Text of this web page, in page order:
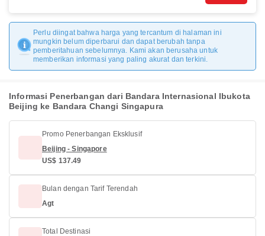
Perlu diingat bahwa harga yang tercantum di halaman ini
mungkin belum diperbarui dan dapat berubah tanpa
pemberitahuan sebelumnya. Kami akan berusaha untuk
memberikan informasi yang paling akurat dan terkini.
Informasi Penerbangan dari Bandara Internasional Ibukota
Beijing ke Bandara Changi Singapura
Promo Penerbangan Eksklusif
Beijing - Singapore
US$ 137.49
Bulan dengan Tarif Terendah
Agt
Total Destinasi